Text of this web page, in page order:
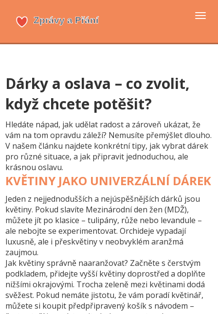
Dárky a oslava – co zvolit,
když chcete potěšit?
Hledáte nápad, jak udělat radost a zároveň ukázat, že
vám na tom opravdu záleží? Nemusíte přemýšlet dlouho.
V našem článku najdete konkrétní tipy, jak vybrat dárek
pro různé situace, a jak připravit jednoduchou, ale
krásnou oslavu.
KVĚTINY JAKO UNIVERZÁLNÍ DÁREK
Jeden z nejjednodušších a nejúspěšnějších dárků jsou
květiny. Pokud slavíte Mezinárodní den žen (MDŽ),
můžete jít po klasice – tulipány, růže nebo levandule –
ale nebojte se experimentovat. Orchideje vypadají
luxusně, ale i přeskvětiny v neobvyklém aranžmá
zaujmou.
Jak květiny správně naaranžovat? Začněte s čerstvým
podkladem, přidejte vyšší květiny doprostřed a doplňte
nižšími okrajovými. Trocha zeleně mezi květinami dodá
svěžest. Pokud nemáte jistotu, že vám poradí květinář,
můžete si koupit předpřipravený košík s návodem –